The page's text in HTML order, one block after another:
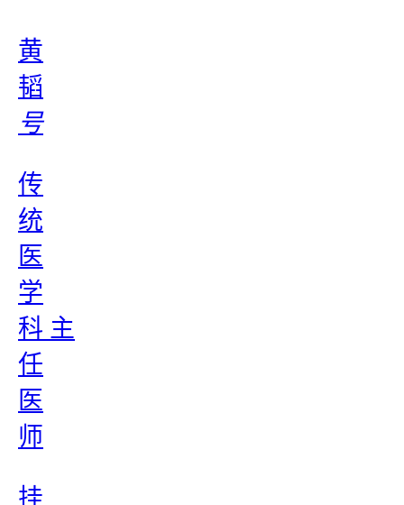
黄
韬
号
传
统
医
学
科 主
任
医
师
挂